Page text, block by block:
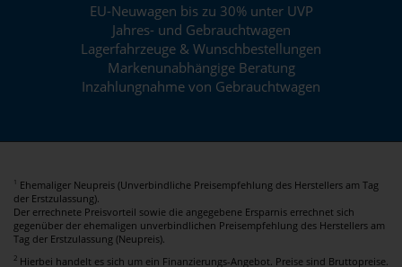
EU-Neuwagen bis zu 30% unter UVP
Jahres- und Gebrauchtwagen
Lagerfahrzeuge & Wunschbestellungen
Markenunabhängige Beratung
Inzahlungnahme von Gebrauchtwagen
1
Ehemaliger Neupreis (Unverbindliche Preisempfehlung des Herstellers am Tag
der Erstzulassung).
Der errechnete Preisvorteil sowie die angegebene Ersparnis errechnet sich
gegenüber der ehemaligen unverbindlichen Preisempfehlung des Herstellers am
Tag der Erstzulassung (Neupreis).
2 Hierbei handelt es sich um ein Finanzierungs-Angebot. Preise sind Bruttopreise.